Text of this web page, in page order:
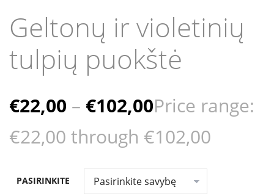
Geltonų ir violetinių
tulpių puokštė
€22,00 – €102,00Price range:
€22,00 through €102,00
PASIRINKITE